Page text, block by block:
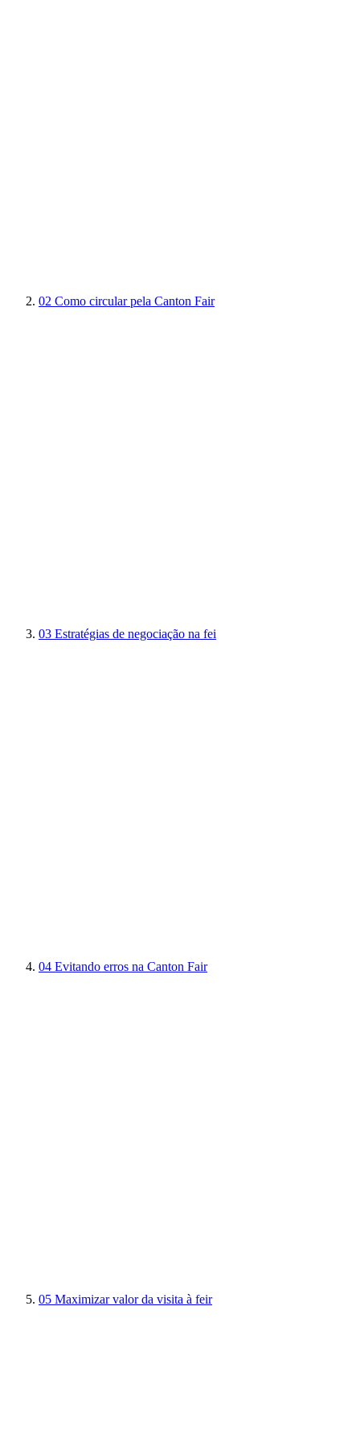
02 Como circular pela Canton Fair
03 Estratégias de negociação na fei
04 Evitando erros na Canton Fair
05 Maximizar valor da visita à feir